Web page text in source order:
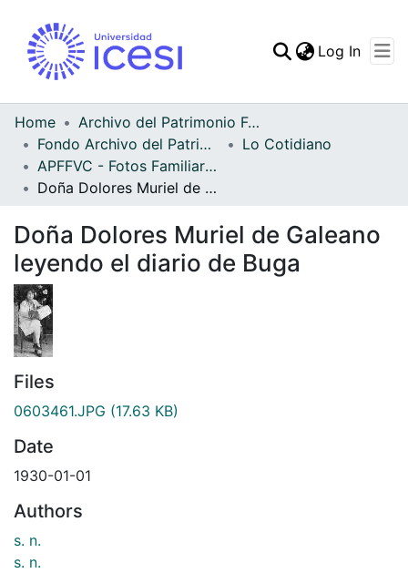
Statistics
Log In
Home
Archivo del Patrimonio Fotográfico y Fílmico del Valle del Cauca
Fondo Archivo del Patrimonio Fotográfico y Fílmico del Valle del Cauca
Lo Cotidiano
APFFVC - Fotos Familiares - Patrimonial
Doña Dolores Muriel de Galeano leyendo el diario de Buga
Doña Dolores Muriel de Galeano
leyendo el diario de Buga
Files
0603461.JPG (17.63 KB)
Date
1930-01-01
Authors
s. n.
s. n.